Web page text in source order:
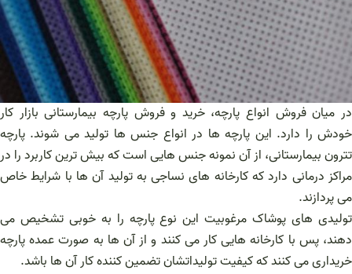
در میان فروش انواع پارچه، خرید و فروش پارچه بیمارستانی بازار کار
خودش را دارد. این پارچه ها در انواع جنس ها تولید می شوند. پارچه
تترون بیمارستانی، از آن نمونه جنس هایی است که بیش ترین کاربرد را در
مراکز درمانی دارد که کارخانه های نساجی به تولید آن ها با شرایط خاص
می پردازند.
تولیدی های پوشاک مرغوبیت این نوع پارچه را به خوبی تشخیص می
دهند، پس با کارخانه هایی کار می کنند و از آن ها به صورت عمده پارچه
خریداری می کنند که کیفیت تولیداتشان تضمین کننده کار آن ها باشد.